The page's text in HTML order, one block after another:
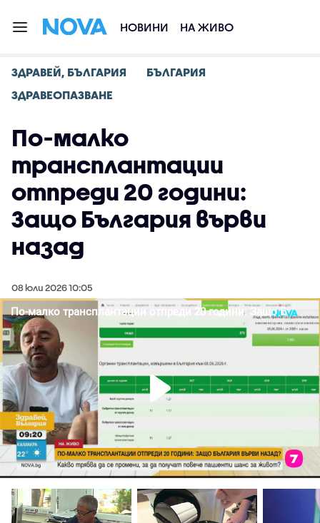
НОВИНИ НА ЖИВО
ЗДРАВЕЙ, БЪЛГАРИЯ
БЪЛГАРИЯ
ЗДРАВЕОПАЗВАНЕ
По-малко
трансплантации
отпреди 20 години:
Защо България върви
назад
08 юли 2026 10:05